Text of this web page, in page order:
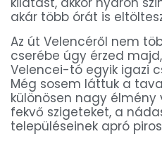
akár több órát is
Az út Velencéről nem
cserébe úgy érzed
Velencei-tó egyik igazi
Még sosem láttuk a
különösen nagy
fekvő szigeteket, a
településeinek apró